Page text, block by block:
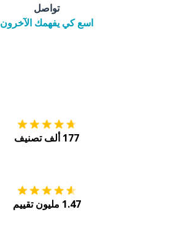
تواصل
اسع كي يفهمك الآخرون
177 ألف تصنيف
1.47 مليون تقييم